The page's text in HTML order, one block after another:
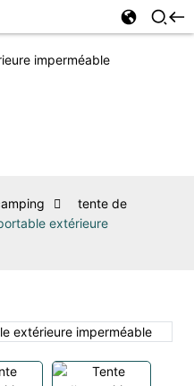
tente de
extérieure